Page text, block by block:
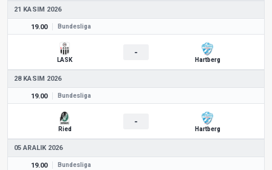
21 KASIM 2026
19.00 Bundesliga
LASK
-
Hartberg
28 KASIM 2026
19.00 Bundesliga
Ried
-
Hartberg
05 ARALIK 2026
19.00 Bundesliga